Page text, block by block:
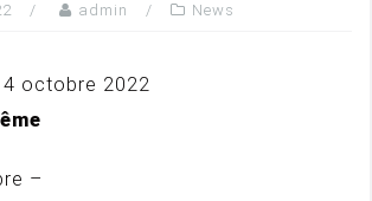
admin News
octobre 2022
–